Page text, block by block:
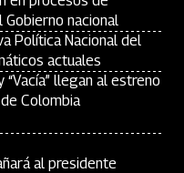
nacional
Política Nacional del
actuales
“Vacía” llegan al estreno
Colombia
al presidente